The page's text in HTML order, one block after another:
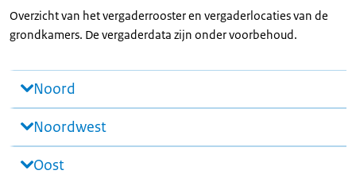
Overzicht van het vergaderrooster en vergaderlocaties van de
grondkamers. De vergaderdata zijn onder voorbehoud.
Noord
Noordwest
Oost